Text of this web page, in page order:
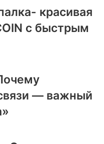
красивая
с быстрым
— важный